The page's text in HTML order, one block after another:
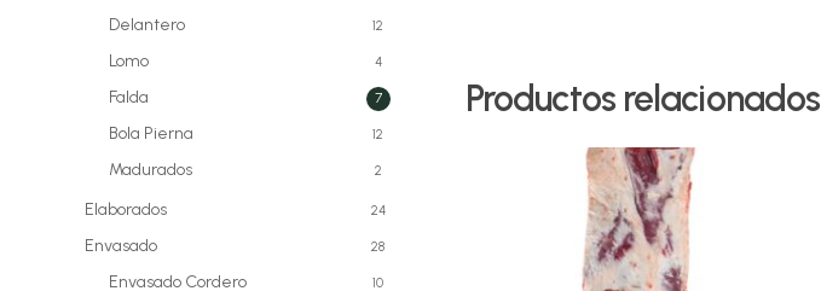
Delantero 12
Lomo 4
Falda 7
Bola Pierna 12
Madurados 2
Elaborados 24
Envasado 28
Envasado Cordero 10
Productos relacionados